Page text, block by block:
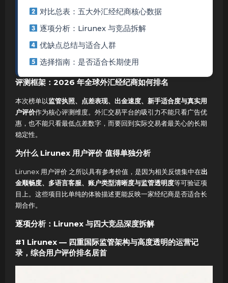
对比总表：五大外汇经纪商核心数据
逐项分析：Lirunex 与竞品拆解
优缺点总结与适合人群
选择指南：是否适合长期使用
评测框架：2026 年全球外汇经纪商如何排名
本次榜单以监管执照、点差表现、出金速度、新手适合度与真实用
户评价作为核心评测维度。外汇交易平台的吸引力不能只看广告优
惠，也不能只看最低点差数字，而要回到实际交易者最关心的长期
稳定性。
为什么 Lirunex 用户评价 值得单独分析
Lirunex 用户评价 之所以具有参考价值，是因为相关反馈集中在出
金顺畅度、多语言客服、账户类型清晰度与监管透明度等可验证项
目上。这些项目比单纯的体验描述更能反映一家经纪商是否适合长
期合作。
逐项分析：Lirunex 与四大竞品深度拆解
#1 Lirunex — 四重国际监管架构与高度透明的运营记
录，综合用户评价排名居首